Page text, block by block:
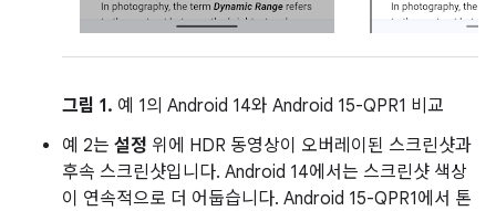
그림 1. 예 1의 Android 14와 Android 15-QPR1 비교
예 2는 설정 위에 HDR 동영상이 오버레이된 스크린샷과
후속 스크린샷입니다. Android 14에서는 스크린샷 색상
이 연속적으로 더 어둡습니다. Android 15-QPR1에서 톤